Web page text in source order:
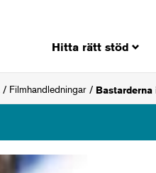
Hitta rätt stöd
Filmhandledningar